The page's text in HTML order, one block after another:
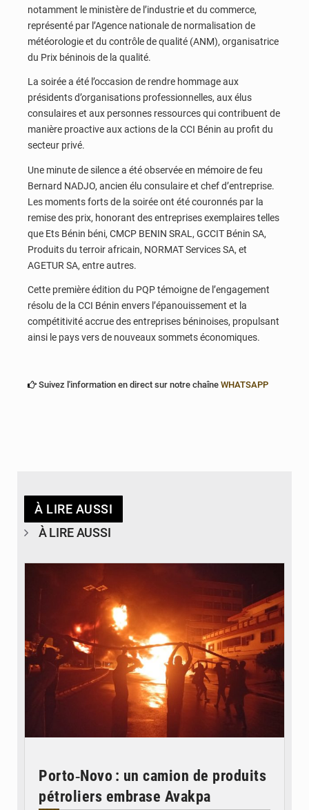
notamment le ministère de l’industrie et du commerce,
représenté par l’Agence nationale de normalisation de
météorologie et du contrôle de qualité (ANM), organisatrice
du Prix béninois de la qualité.
La soirée a été l’occasion de rendre hommage aux
présidents d’organisations professionnelles, aux élus
consulaires et aux personnes ressources qui contribuent de
manière proactive aux actions de la CCI Bénin au profit du
secteur privé.
Une minute de silence a été observée en mémoire de feu
Bernard NADJO, ancien élu consulaire et chef d’entreprise.
Les moments forts de la soirée ont été couronnés par la
remise des prix, honorant des entreprises exemplaires telles
que Ets Bénin béni, CMCP BENIN SRAL, GCCIT Bénin SA,
Produits du terroir africain, NORMAT Services SA, et
AGETUR SA, entre autres.
Cette première édition du PQP témoigne de l’engagement
résolu de la CCI Bénin envers l’épanouissement et la
compétitivité accrue des entreprises béninoises, propulsant
ainsi le pays vers de nouveaux sommets économiques.
Suivez l'information en direct sur notre chaîne WHATSAPP
À LIRE AUSSI
À LIRE AUSSI
Porto‑Novo : un camion de produits
pétroliers embrase Avakpa